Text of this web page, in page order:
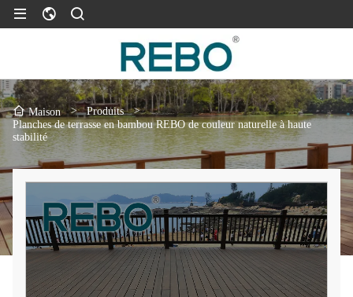
Maison > Produits
>
Planches de terrasse en bambou REBO de couleur naturelle à haute
stabilité